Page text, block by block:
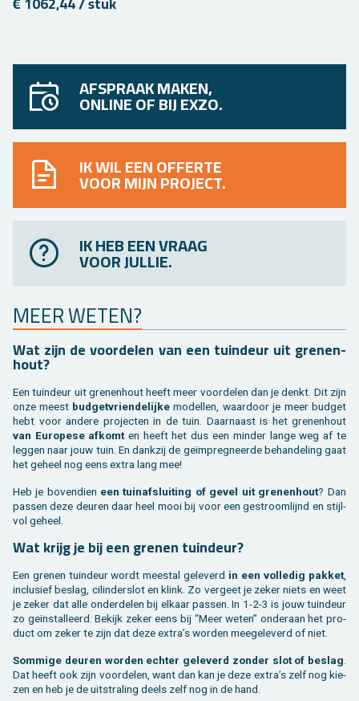
AFSPRAAK MAKEN,
ONLINE OF BIJ EXZO.
IK WIL EEN OFFERTE
VOOR MIJN PROJECT.
IK HEB EEN VRAAG
VOOR JULLIE.
MEER WETEN?
Wat zijn de voor­de­len van een tuin­deur uit gre­nen­
hout?
Een tuin­deur uit gre­nen­hout heeft meer voor­de­len dan je denkt. Dit zijn
onze meest bud­get­vrien­de­lij­ke mo­del­len, waar­door je meer bud­get
hebt voor an­de­re pro­jec­ten in de tuin. Daar­naast is het gre­nen­hout
van Eu­ro­pe­se af­komten heeft het dus een min­der lange weg af te
leg­gen naar jouw tuin. En dank­zij de geïmpreg­neer­de be­han­de­ling gaat
het ge­heel nog eens extra lang mee!
Heb je bo­ven­dien een tuin­af­slui­ting of gevel uit gre­nen­hout? Dan
pas­sen deze deu­ren daar heel mooi bij voor een ge­stroom­lijnd en stijl­
vol ge­heel.
Wat krijg je bij een gre­nen tuin­deur?
Een gre­nen tuin­deur wordt mee­st­al ge­le­verd in een vol­le­dig pak­ket,
in­clu­sief be­slag, ci­lin­der­slot en klink. Zo ver­geet je zeker niets en weet
je zeker dat alle on­der­de­len bij el­kaar pas­sen. In 1-2-3 is jouw tuin­deur
zo geïnstal­leerd. Be­kijk zeker eens bij “Meer weten” on­der­aan het pro­
duct om zeker te zijn dat deze extra’s wor­den mee­ge­le­verd of niet.
Som­mi­ge deu­ren wor­den ech­ter ge­le­verd zon­der slot of be­slag
Dat heeft ook zijn voor­de­len, want dan kan je deze extra’s zelf nog kie­
zen en heb je de uit­stra­ling deels zelf nog in de hand.